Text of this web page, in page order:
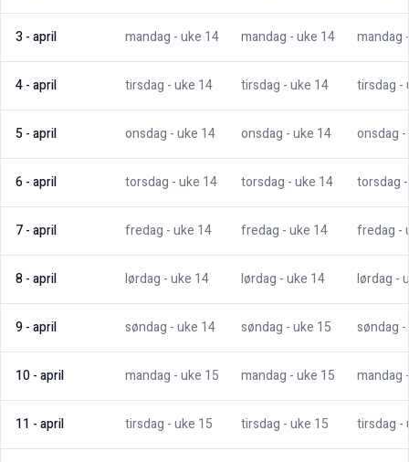
3 -april mandag - uke 14 mandag - uke 14 mandag
4-april tirsdag - uke 14 tirsdag - uke 14 tirsdag -
5-april onsdag - uke 14 onsdag - uke 14 onsdag
6-april torsdag - uke 14 torsdag - uke 14 torsdag
7-april fredag - uke 14 fredag - uke 14 fredag -
8-april lørdag - uke 14 lørdag - uke 14 lørdag -
9-april søndag - uke 14 søndag - uke 15 søndag
10-april mandag - uke 15 mandag - uke 15 mandag
11 -april tirsdag - uke 15 tirsdag - uke 15 tirsdag -